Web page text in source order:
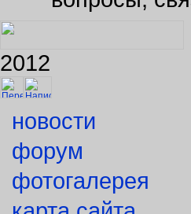
2012
форум
фотогалерея
карта сайта